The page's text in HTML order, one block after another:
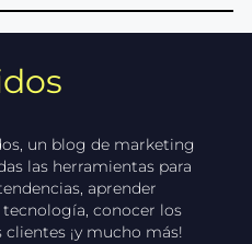
un blog de marketing
las herramientas para
aprender
conocer los
¡y mucho más!